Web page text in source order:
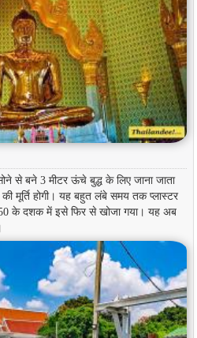
से बने 3 मीटर ऊंचे बुद्ध के लिए जाना जाता
मूर्ति होगी। यह बहुत लंबे समय तक प्लास्टर
के दशक में इसे फिर से खोजा गया। यह अब